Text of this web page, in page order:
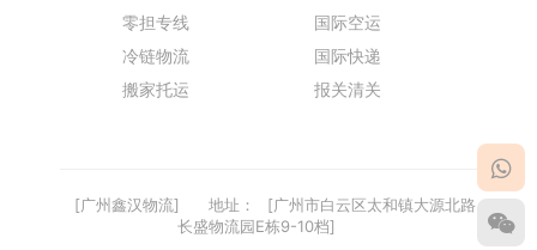
零担专线
冷链物流
搬家托运
国际空运
国际快递
报关清关
[广州鑫汉物流] 地址：
[广州市白云区太和镇大源北路
长盛物流园E栋9-10档]